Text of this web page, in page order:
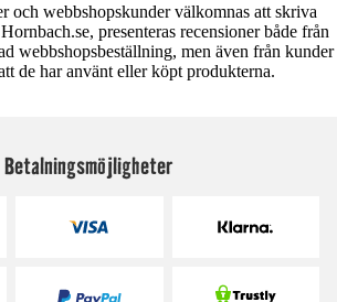
och webbshopskunder välkomnas att skriva
presenteras recensioner både från
webbshopsbeställning, men även från kunder
de har använt eller köpt produkterna.
Betalningsmöjligheter